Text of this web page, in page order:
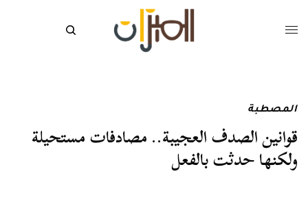
المصطبة
قوانين الصدف العجيبة.. مصادفات مستحيلة
ولكنها حدثت بالفعل